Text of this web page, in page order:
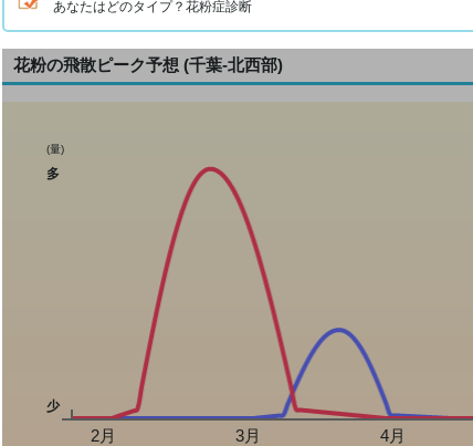
あなたはどのタイプ？花粉症診断
花粉の飛散ピーク予想 (千葉-北西部)
(量)
多
少
2月 3月 4月